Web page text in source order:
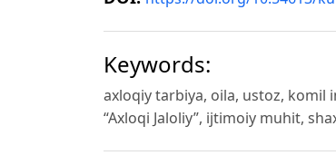
Keywords:
axloqiy tarbiya, oila, ustoz, komil
“Axloqi Jaloliy”, ijtimoiy muhit,